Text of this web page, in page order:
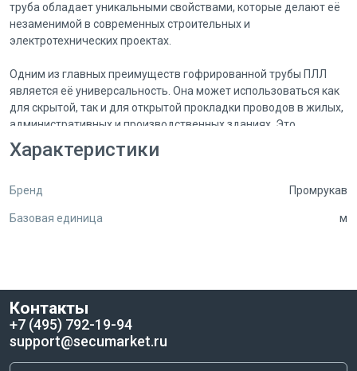
труба обладает уникальными свойствами, которые делают её
незаменимой в современных строительных и
электротехнических проектах.
Одним из главных преимуществ гофрированной трубы ПЛЛ
является её универсальность. Она может использоваться как
для скрытой, так и для открытой прокладки проводов в жилых,
административных и производственных зданиях. Это
особенно важно в общественных помещениях с большим
скоплением людей, где безопасность и надежность систем
обеспечивает надежную защиту проводов от механических
значительно увеличивает срок службы электрических систем.
выделяет вредных для здоровья веществ, таких как галогены.
Это делает её идеальным выбором для использования в
помещениях, где важна безопасность и здоровье людей.
Негорючие свойства трубы обеспечивают дополнительную
Характеристики
Бренд Промрукав
Базовая единица м
Контакты
+7 (495) 792-19-94
support@secumarket.ru